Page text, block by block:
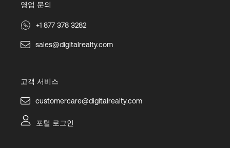
영업 문의
+1 877 378 3282
sales@digitalrealty.com
고객 서비스
customercare@digitalrealty.com
포털 로그인